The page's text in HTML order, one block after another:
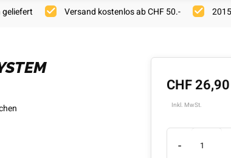
geliefert Versand kostenlos ab CHF 50.-
CHF 26,90
Inkl. MwSt.
-